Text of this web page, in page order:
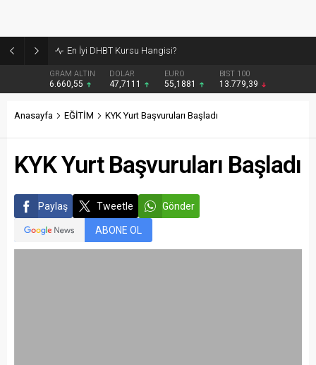
Burcular Pen — Sakarya’da doğru sistem, temiz montaj
GRAM ALTIN
6.660,55
DOLAR
47,7111
EURO
55,1881
BIST 100
13.779,39
Anasayfa EĞİTİM KYK Yurt Başvuruları Başladı
KYK Yurt Başvuruları Başladı
Paylaş Tweetle Gönder
ABONE OL